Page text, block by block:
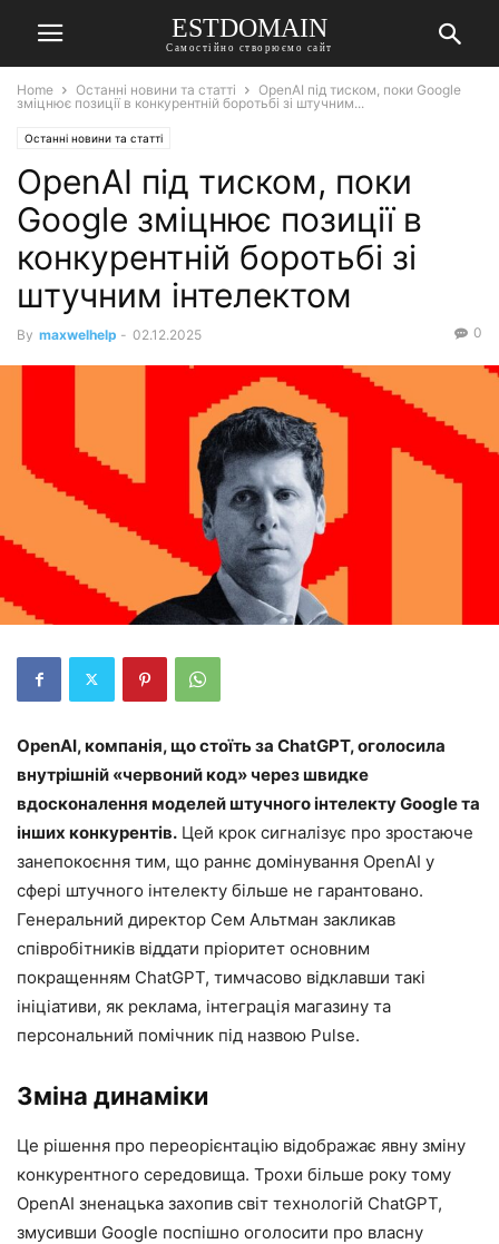
ESTDOMAIN
Самостійно створюємо сайт
Home Останні новини та статті
OpenAI під тиском, поки Google
зміцнює позиції в конкурентній боротьбі зі штучним...
Останні новини та статті
OpenAI під тиском, поки
Google зміцнює позиції в
конкурентній боротьбі зі
штучним інтелектом
By maxwelhelp - 02.12.2025 0
OpenAI, компанія, що стоїть за ChatGPT, оголосила
внутрішній «червоний код» через швидке
вдосконалення моделей штучного інтелекту Google та
інших конкурентів. Цей крок сигналізує про зростаюче
занепокоєння тим, що раннє домінування OpenAI у
сфері штучного інтелекту більше не гарантовано.
Генеральний директор Сем Альтман закликав
співробітників віддати пріоритет основним
покращенням ChatGPT, тимчасово відклавши такі
ініціативи, як реклама, інтеграція магазину та
персональний помічник під назвою Pulse.
Зміна динаміки
Це рішення про переорієнтацію відображає явну зміну
конкурентного середовища. Трохи більше року тому
OpenAI зненацька захопив світ технологій ChatGPT,
змусивши Google поспішно оголосити про власну